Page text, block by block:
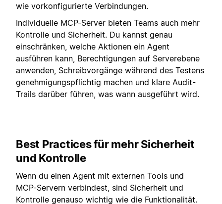
wie vorkonfigurierte Verbindungen.
Individuelle MCP-Server bieten Teams auch mehr
Kontrolle und Sicherheit. Du kannst genau
einschränken, welche Aktionen ein Agent
ausführen kann, Berechtigungen auf Serverebene
anwenden, Schreibvorgänge während des Testens
genehmigungspflichtig machen und klare Audit-
Trails darüber führen, was wann ausgeführt wird.
Best Practices für mehr Sicherheit
und Kontrolle
Wenn du einen Agent mit externen Tools und
MCP-Servern verbindest, sind Sicherheit und
Kontrolle genauso wichtig wie die Funktionalität.